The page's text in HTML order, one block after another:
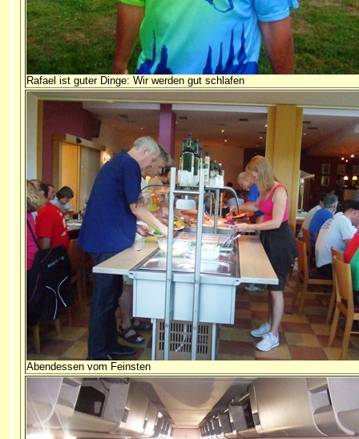
Rafael ist guter Dinge: Wir werden gut schlafen
Abendessen vom Feinsten